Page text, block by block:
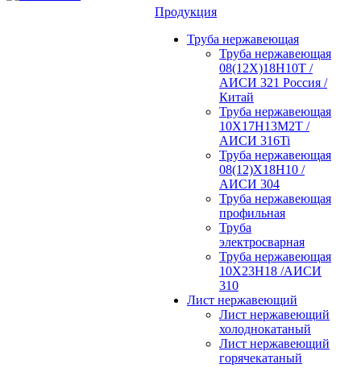
Продукция
Труба нержавеющая
Труба нержавеющая
08(12Х)18Н10Т /
АИСИ 321 Россия /
Китай
Труба нержавеющая
10Х17Н13М2Т /
АИСИ 316Ti
Труба нержавеющая
08(12)Х18Н10 /
АИСИ 304
Труба нержавеющая
профильная
Труба
электросварная
Труба нержавеющая
10Х23Н18 /АИСИ
310
Лист нержавеющий
Лист нержавеющий
холоднокатаный
Лист нержавеющий
горячекатаный